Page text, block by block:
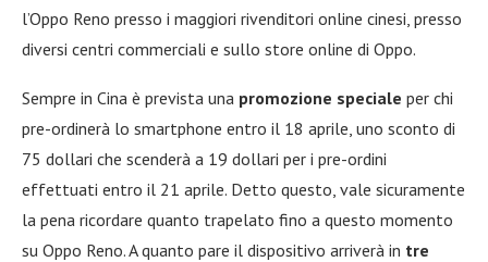
l’Oppo Reno presso i maggiori rivenditori online cinesi, presso
diversi centri commerciali e sullo store online di Oppo.
Sempre in Cina è prevista una promozione speciale per chi
pre-ordinerà lo smartphone entro il 18 aprile, uno sconto di
75 dollari che scenderà a 19 dollari per i pre-ordini
effettuati entro il 21 aprile. Detto questo, vale sicuramente
la pena ricordare quanto trapelato fino a questo momento
su Oppo Reno. A quanto pare il dispositivo arriverà in tre